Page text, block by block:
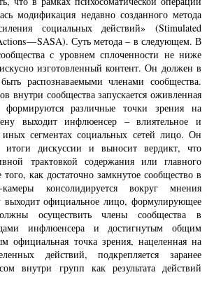
модификация недавно созданного метода
социальных действий» (Stimulated
— SASA). Суть метода – в следующем. В
с уровнем сплоченности не ниже
искусно изготовленный контент. Он должен в
распознаваемыми членами сообщества.
внутри сообщества запускается оживленная
формируются различные точки зрения на
выходит инфлюенсер – влиятельное и
сегментах социальных сетей лицо. Он
итоги дискуссии и выносит вердикт, что
трактовкой содержания или главного
как достаточно замкнутое сообщество в
консолидируется вокруг мнения
выходит официальное лицо, формулирующее
осуществить члены сообщества в
инфлюенсера и достигнутым общим
официальная точка зрения, нацеленная на
действий, подкрепляется заранее
внутри групп как результата действий